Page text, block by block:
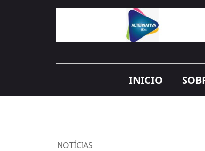
INICIO
NOTÍCIAS